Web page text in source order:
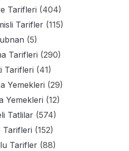
Tarifleri (404)
Tarifler(115)
(5)
Tarifleri (290)
Tarifleri (41)
Yemekleri (29)
Yemekleri (12)
Tatlilar (574)
Tarifleri (152)
Tarifler (88)